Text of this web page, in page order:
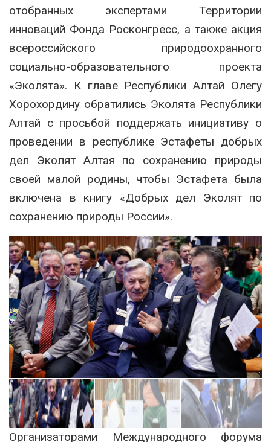
отобранных экспертами Территории
инноваций Фонда Росконгресс, а также акция
всероссийского природоохранного
социально-образовательного проекта
«Эколята». К главе Республики Алтай Олегу
Хорохордину обратились Эколята Республики
Алтай с просьбой поддержать инициативу о
проведении в республике Эстафеты добрых
дел Эколят Алтая по сохранению природы
своей малой родины, чтобы Эстафета была
включена в книгу «Добрых дел Эколят по
сохранению природы России».
Организаторами Международного форума